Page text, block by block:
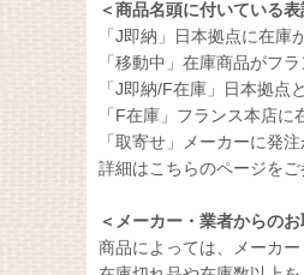
＜商品名頭に付いている表
「J即納」日本拠点に在庫
「移動中」在庫商品がフ
「J即納/F在庫」日本拠点
「F在庫」フランス本店に
「取寄せ」メーカーに発
詳細はこちらのページを
＜メーカー・業者からの
商品によっては、メーカ